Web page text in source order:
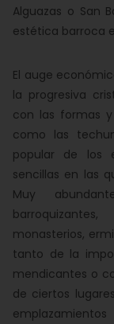
Alguazas o San
estética barroca
El auge
la progresiva
con las formas y
como las
popular de los
sencillas en las
Muy
monasterios,
tanto de la
mendicantes o
de ciertos